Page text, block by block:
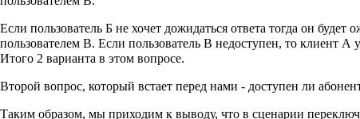
Если пользователь Б не хочет дожидаться ответа тогда он
пользователем В. Если пользователь В недоступен, то клиент
Итого 2 варианта в этом вопросе.
Второй вопрос, который встает перед нами - доступен ли
Таким образом, мы приходим к выводу, что в сценарии